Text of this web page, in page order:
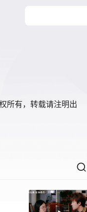
所有，转载请注明出